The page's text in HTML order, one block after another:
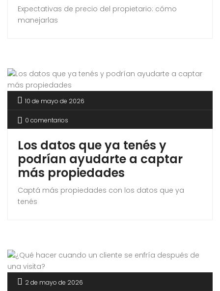
Expectativas de precio del propietario: cómo
manejarlas
10 de mayo de 2026
0 comentarios
Los datos que ya tenés y
podrían ayudarte a captar
más propiedades
Captá más propiedades con los datos que ya
tenés
2 de mayo de 2026